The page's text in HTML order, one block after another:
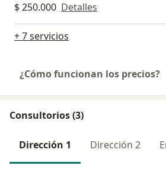
$ 250.000 Detalles
+ 7 servicios
¿Cómo funcionan los precios?
Consultorios (3)
Dirección 1 Dirección 2